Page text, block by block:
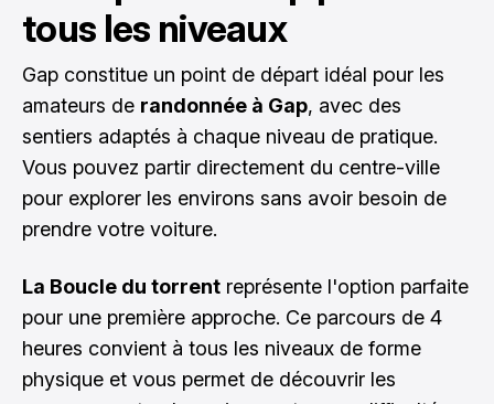
tous les niveaux
Gap constitue un point de départ idéal pour les
amateurs de randonnée à Gap, avec des
sentiers adaptés à chaque niveau de pratique.
Vous pouvez partir directement du centre-ville
pour explorer les environs sans avoir besoin de
prendre votre voiture.
La Boucle du torrent représente l'option parfaite
pour une première approche. Ce parcours de 4
heures convient à tous les niveaux de forme
physique et vous permet de découvrir les